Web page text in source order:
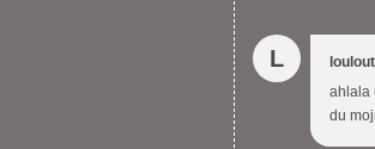
L
ahlala
du